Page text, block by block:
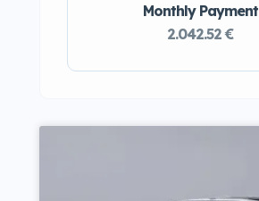
Monthly Payment
2.042.52 €